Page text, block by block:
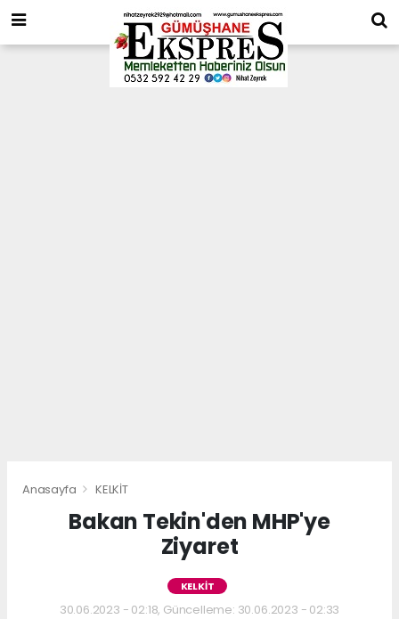
Anasayfa KELKİT
Bakan Tekin'den MHP'ye
Ziyaret
KELKİT
30.06.2023 - 02:18, Güncelleme: 30.06.2023 - 02:33